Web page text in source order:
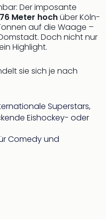
Der imposante
Meter hochüber Köln-
auf die Waage –
Doch nicht nur
Highlight.
sie sich je nach
Superstars,
Eishockey- oder
Comedy und